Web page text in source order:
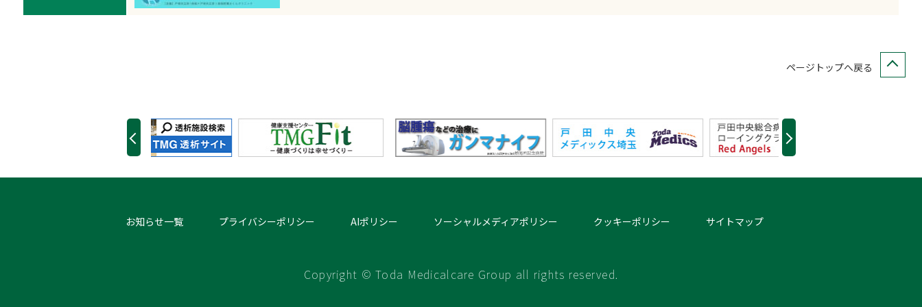
ページトップへ戻る
お知らせ一覧 プライバシーポリシー AIポリシー ソーシャルメディアポリシー クッキーポリシー サイトマップ
Copyright © Toda Medicalcare Group all rights reserved.